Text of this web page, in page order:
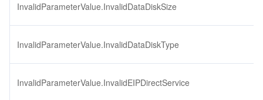
InvalidParameterValue.InvalidDataDiskSize
InvalidParameterValue.InvalidDataDiskType
InvalidParameterValue.InvalidEIPDirectService